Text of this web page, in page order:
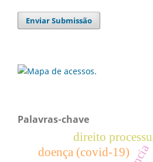
Enviar Submissão
Palavras-chave
doença (covid-19)
direito